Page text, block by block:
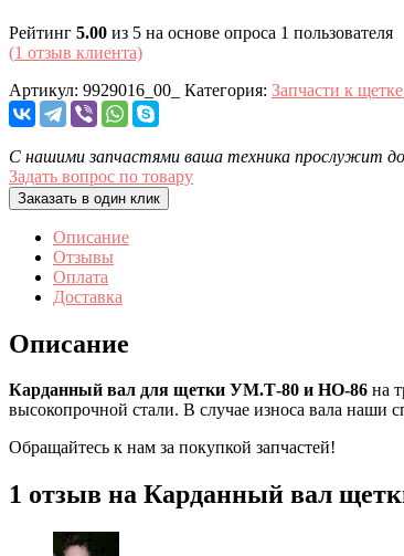
Рейтинг 5.00 из 5 на основе опроса 1 пользователя
(1 отзыв клиента)
Артикул: 9929016_00_ Категория: Запчасти к
С нашими запчастями ваша техника прослужит
Задать вопрос по товару
Заказать в один клик
Описание
Отзывы
Оплата
Доставка
Описание
Карданный вал для щетки УМ.Т-80 и НО-86 на
высокопрочной стали. В случае износа вала наши
Обращайтесь к нам за покупкой запчастей!
1 отзыв на Карданный вал